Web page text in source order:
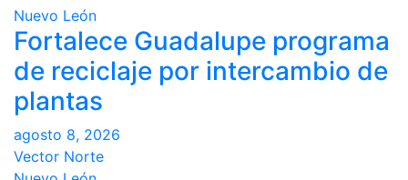
Nuevo León
Fortalece Guadalupe programa
de reciclaje por intercambio de
plantas
agosto 8, 2026
Vector Norte